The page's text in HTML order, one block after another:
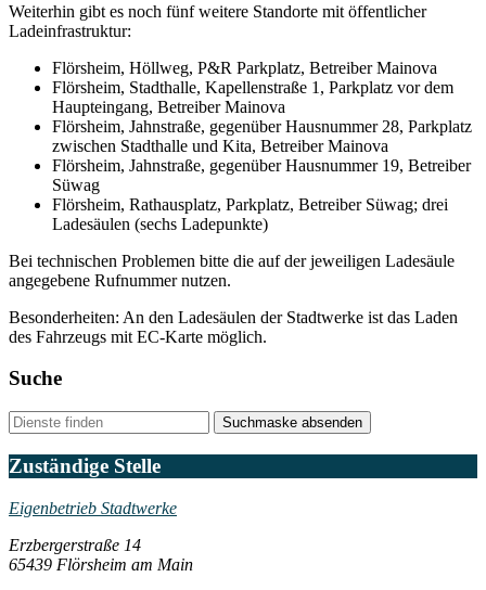
Weiterhin gibt es noch fünf weitere Standorte mit öffentlicher
Ladeinfrastruktur:
Flörsheim, Höllweg, P&R Parkplatz, Betreiber Mainova
Flörsheim, Stadthalle, Kapellenstraße 1, Parkplatz vor dem
Haupteingang, Betreiber Mainova
Flörsheim, Jahnstraße, gegenüber Hausnummer 28, Parkplatz
zwischen Stadthalle und Kita, Betreiber Mainova
Flörsheim, Jahnstraße, gegenüber Hausnummer 19, Betreiber
Süwag
Flörsheim, Rathausplatz, Parkplatz, Betreiber Süwag; drei
Ladesäulen (sechs Ladepunkte)
Bei technischen Problemen bitte die auf der jeweiligen Ladesäule
angegebene Rufnummer nutzen.
Besonderheiten: An den Ladesäulen der Stadtwerke ist das Laden
des Fahrzeugs mit EC-Karte möglich.
Suche
Suchmaske absenden
Zuständige Stelle
Eigenbetrieb Stadtwerke
Erzbergerstraße 14
65439 Flörsheim am Main